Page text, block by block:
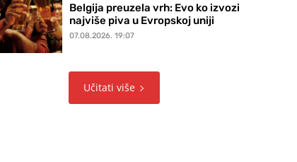
Belgija preuzela vrh: Evo ko izvozi
najviše piva u Evropskoj uniji
07.08.2026. 19:07
Učitati više